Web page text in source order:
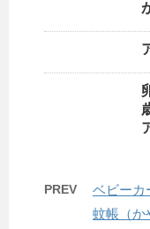
PREV
ベビーカ
蚊帳（か